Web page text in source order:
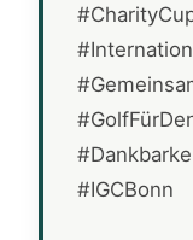
#IGCBonn